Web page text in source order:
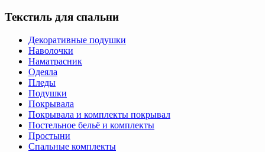
Текстиль для спальни
Декоративные подушки
Наволочки
Наматрасник
Одеяла
Пледы
Подушки
Покрывала
Покрывала и комплекты покрывал
Постельное бельё и комплекты
Простыни
Спальные комплекты